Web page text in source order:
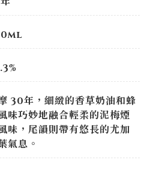
30年，細緻的香草奶油和蜂
味巧妙地融合輕柔的泥梅煙
味，尾韻則帶有悠長的尤加
氣息。